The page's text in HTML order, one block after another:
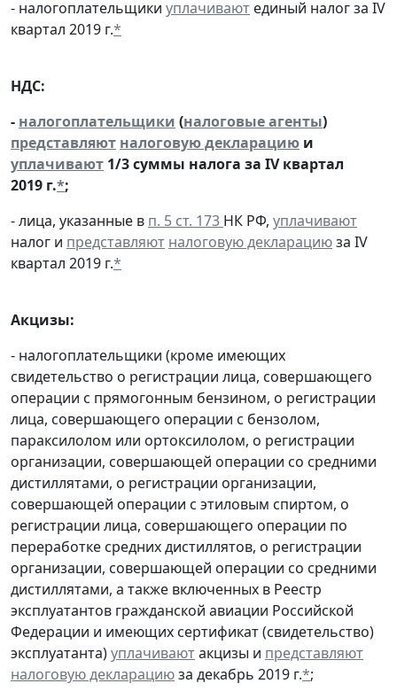
- налогоплательщики уплачивают единый налог за IV
квартал 2019 г.*
НДС:
- налогоплательщики (налоговые агенты)
представляют налоговую декларацию и
уплачивают 1/3 суммы налога за IV квартал
2019 г.*;
- лица, указанные в п. 5 ст. 173 НК РФ, уплачивают
налог и представляют налоговую декларациюза IV
квартал 2019 г.*
Акцизы:
- налогоплательщики (кроме имеющих
свидетельство о регистрации лица, совершающего
операции с прямогонным бензином, о регистрации
лица, совершающего операции с бензолом,
параксилолом или ортоксилолом, о регистрации
организации, совершающей операции со средними
дистиллятами, о регистрации организации,
совершающей операции с этиловым спиртом, о
регистрации лица, совершающего операции по
переработке средних дистиллятов, о регистрации
организации, совершающей операции со средними
дистиллятами, а также включенных в Реестр
эксплуатантов гражданской авиации Российской
Федерации и имеющих сертификат (свидетельство)
эксплуатанта)уплачиваютакцизы и представляют
налоговую декларациюза декабрь 2019 г.*;